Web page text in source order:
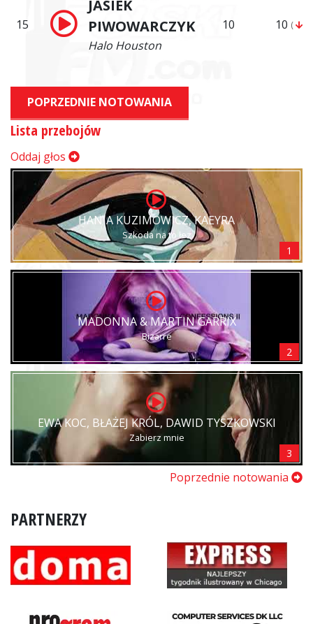
15
JASIEK
PIWOWARCZYK
Halo Houston
10 10 (
POPRZEDNIE NOTOWANIA
Lista przebojów
Oddaj głos
HANIA KUZIMOWICZ, KAEYRA
Szkoda na to łez
1
MADONNA & MARTIN GARRIX
Bizarre
2
EWA KOC, BŁAŻEJ KRÓL, DAWID TYSZKOWSKI
Zabierz mnie
3
Poprzednie notowania
PARTNERZY